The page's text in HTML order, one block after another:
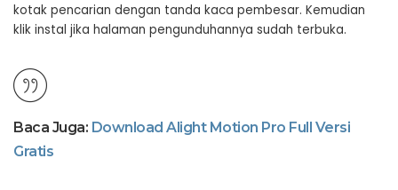
kotak pencarian dengan tanda kaca pembesar. Kemudian
klik instal jika halaman pengunduhannya sudah terbuka.
Baca Juga: Download Alight Motion Pro Full Versi
Gratis